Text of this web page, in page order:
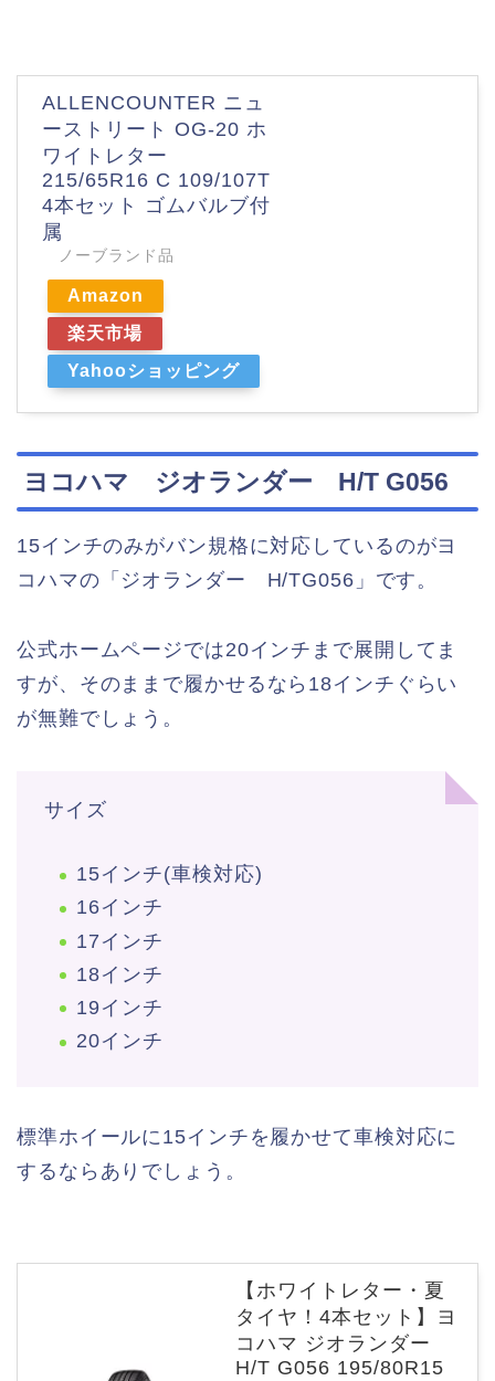
ALLENCOUNTER ニュ
ーストリート OG-20 ホ
ワイトレター
215/65R16 C 109/107T
4本セット ゴムバルブ付
属
ノーブランド品
Amazon
楽天市場
Yahooショッピング
ヨコハマ ジオランダー H/T G056
15インチのみがバン規格に対応しているのがヨ
コハマの「ジオランダー H/TG056」です。
公式ホームページでは20インチまで展開してま
すが、そのままで履かせるなら18インチぐらい
が無難でしょう。
サイズ
15インチ(車検対応)
16インチ
17インチ
18インチ
19インチ
20インチ
標準ホイールに15インチを履かせて車検対応に
するならありでしょう。
【ホワイトレター・夏
タイヤ！4本セット】ヨ
コハマ ジオランダー
H/T G056 195/80R15